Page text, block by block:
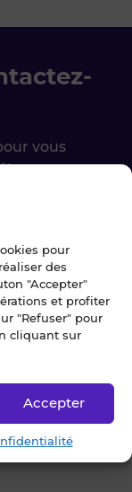
pour
des
"Accepter"
et profiter
"Refuser" pour
cliquant sur
Accepter
vous